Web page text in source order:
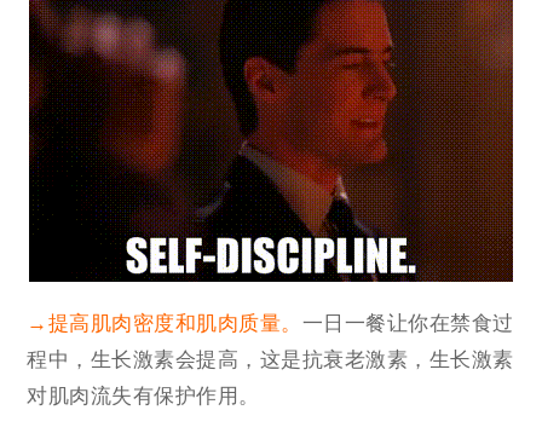
→提高肌肉密度和肌肉质量。 一日一餐让你在禁食过
程中，生长激素会提高，这是抗衰老激素，生长激素
对肌肉流失有保护作用。